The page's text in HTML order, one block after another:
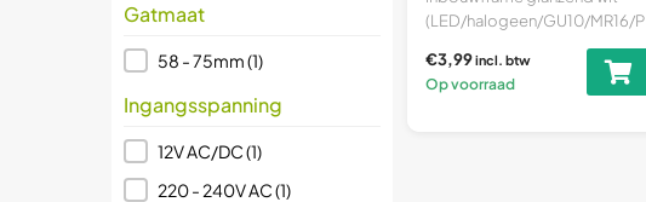
Gatmaat
Gatmaat
58 - 75mm(1)
Ingangsspanning
Ingangsspanning
12V AC/DC(1)
220 - 240V AC(1)
(LED/halogeen/GU10/MR16/P
AR16/50mm) Veelzijdig...
€3,99incl. btw
Op voorraad